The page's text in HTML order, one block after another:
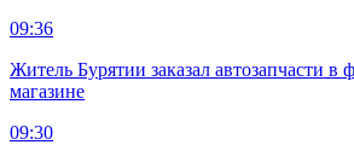
09:36
Житель Бурятии заказал автозапчасти в
магазине
09:30